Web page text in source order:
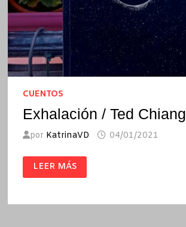
CUENTOS
Exhalación / Ted Chiang
por KatrinaVD 04/01/2021
EXHALACIÓN
/
TED
LEER MÁS